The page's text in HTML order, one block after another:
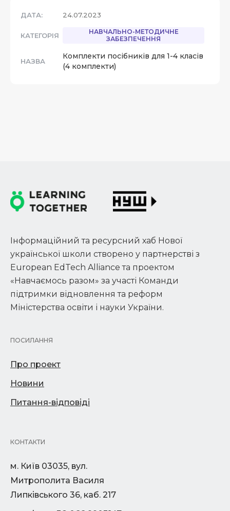
ДАТА: 24.07.2023
КАТЕГОРІЯ
НАВЧАЛЬНО-МЕТОДИЧНЕ
ЗАБЕЗПЕЧЕННЯ
НАЗВА
Комплекти посібників для 1-4 класів
(4 комплекти)
Інформаційний та ресурсний хаб Нової
української школи створено у партнерстві з
European EdTech Alliance та проектом
«Навчаємось разом» за участі Команди
підтримки відновлення та реформ
Міністерства освіти і науки України.
ПОСИЛАННЯ
Про проект
Новини
Питання-відповіді
КОНТАКТИ
м. Київ 03035, вул.
Митрополита Василя
Липківського 36, каб. 217